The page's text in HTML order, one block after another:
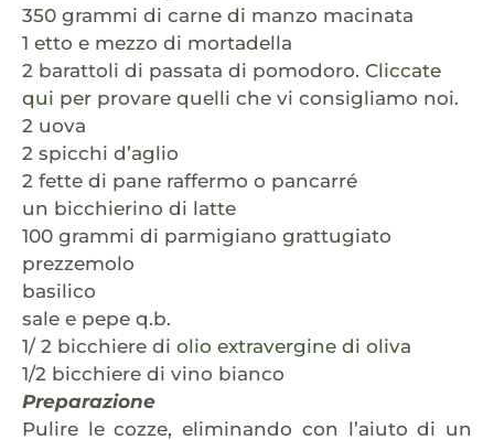
350 grammi di carne di manzo macinata
1 etto e mezzo di mortadella
2 barattoli di passata di pomodoro. Cliccate
qui per provare quelli che vi consigliamo noi.
2 uova
2 spicchi d’aglio
2 fette di pane raffermo o pancarré
un bicchierino di latte
100 grammi di parmigiano grattugiato
prezzemolo
basilico
sale e pepe q.b.
1/ 2 bicchiere di olio extravergine di oliva
1/2 bicchiere di vino bianco
Preparazione
Pulire le cozze, eliminando con l’aiuto di un